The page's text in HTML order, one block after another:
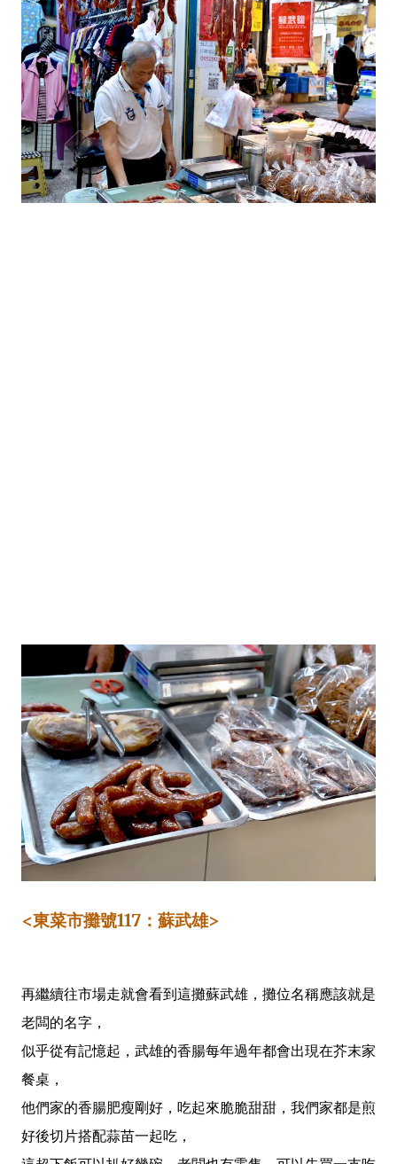
<東菜市攤號117：蘇武雄>
再繼續往市場走就會看到這攤蘇武雄，攤位名稱應該就是
老闆的名字，
似乎從有記憶起，武雄的香腸每年過年都會出現在芥末家
餐桌，
他們家的香腸肥瘦剛好，吃起來脆脆甜甜，我們家都是煎
好後切片搭配蒜苗一起吃，